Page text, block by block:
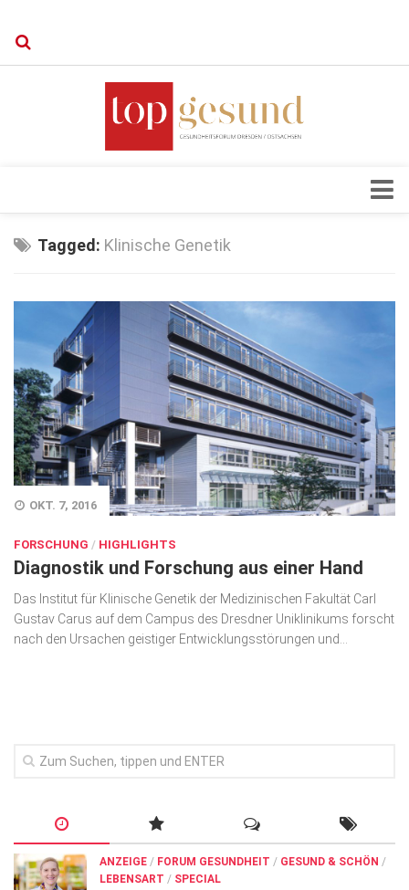
Verkaufsstellen
Kontakt, Impressum und Rechtliche Angaben
Datenschutzerklärung
Herz & Kreislauf
Orthopädie
Schönheit & Wohlbefinden
Special
Wirtschaft, Recht, Finanzen
Zahn, Mund, Kiefer
Forum Gesundheit
Sehen
Innovationen
Kampf gegen Krebs
Tagged: Klinische Genetik
OKT. 7, 2016
FORSCHUNG / HIGHLIGHTS
Diagnostik und Forschung aus einer Hand
Das Institut für Klinische Genetik der Medizinischen Fakul­tät Carl
Gustav Carus auf dem Campus des Dresdner Uni­klinikums forscht
nach den Ursachen geistiger Entwicklungs­störungen und...
ANZEIGE / FORUM GESUNDHEIT / GESUND & SCHÖN /
LEBENSART / SPECIAL